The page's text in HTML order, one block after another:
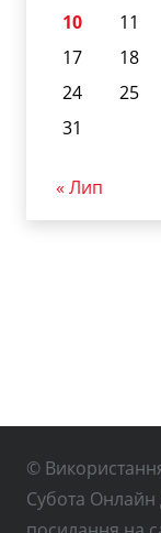
10
11
17
18
24
25
31
« Лип
©
Субота Онлайн